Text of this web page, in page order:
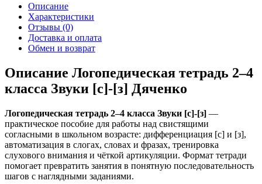
Описание
Характеристики
Отзывы (0)
Доставка и оплата
Обмен и возврат
Описание Логопедическая тетрадь 2–4
класса Звуки [с]-[з] Дяченко
Логопедическая тетрадь 2–4 класса Звуки [с]-[з] —
практическое пособие для работы над свистящими
согласными в школьном возрасте: дифференциация [с] и [з],
автоматизация в слогах, словах и фразах, тренировка
слухового внимания и чёткой артикуляции. Формат тетради
помогает превратить занятия в понятную последовательность
шагов с наглядными заданиями.